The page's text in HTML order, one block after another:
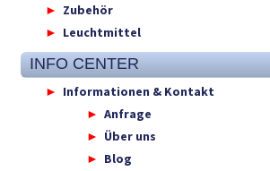
Zubehör
Leuchtmittel
INFO CENTER
Informationen & Kontakt
Anfrage
Über uns
Blog